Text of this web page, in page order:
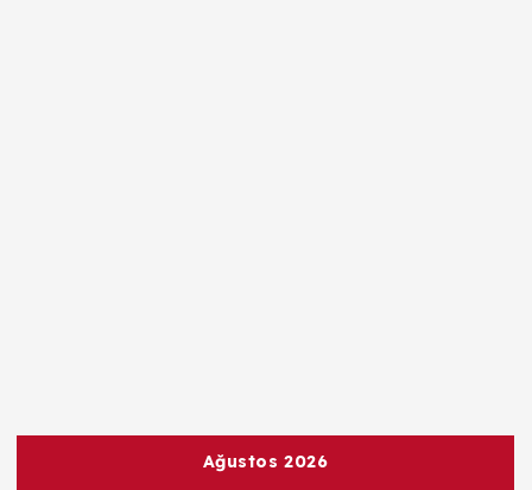
Ağustos 2026